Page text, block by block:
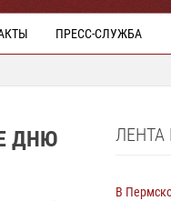
ПРЕСС-СЛУЖБА
ДНЮ
ЛЕНТА
В